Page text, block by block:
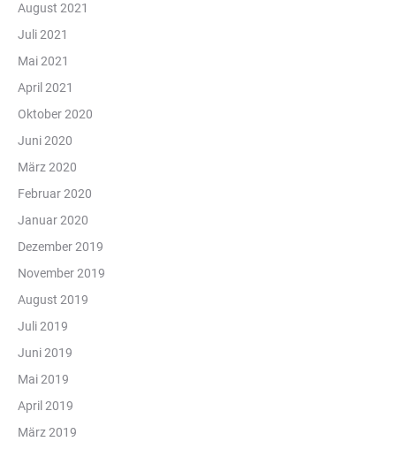
August 2021
Juli 2021
Mai 2021
April 2021
Oktober 2020
Juni 2020
März 2020
Februar 2020
Januar 2020
Dezember 2019
November 2019
August 2019
Juli 2019
Juni 2019
Mai 2019
April 2019
März 2019